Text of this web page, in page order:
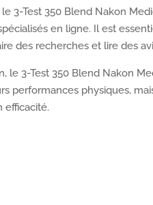
3-Test 350 Blend Nakon
en ligne. Il est
des recherches et lire des
le 3-Test 350 Blend Nakon
performances physiques,
efficacité.